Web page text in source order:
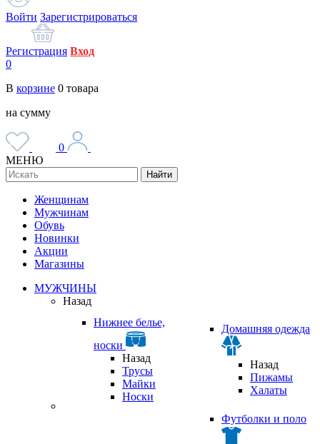
Войти Зарегистрироваться
Регистрация Вход
0
В корзине 0 товара
на сумму
0
МЕНЮ
Найти
Женщинам
Мужчинам
Обувь
Новинки
Акции
Магазины
МУЖЧИНЫ
Назад
Нижнее белье,
носки
Назад
Трусы
Майки
Носки
Домашняя одежда
Назад
Пижамы
Халаты
Футболки и поло